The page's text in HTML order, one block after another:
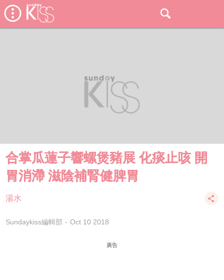
合掌瓜蓮子響螺煲豬展 化痰止咳 開
胃消滯 滋陰補腎健脾胃
湯水
Sundaykiss編輯部 Oct 10 2018
廣告